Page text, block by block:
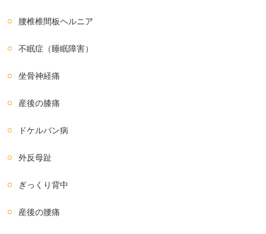
腰椎椎間板ヘルニア
不眠症（睡眠障害）
坐骨神経痛
産後の膝痛
ドケルバン病
外反母趾
ぎっくり背中
産後の腰痛